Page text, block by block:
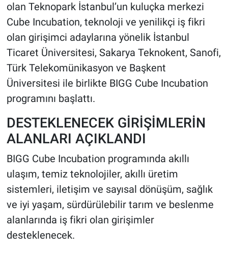
olan Teknopark İstanbul’un kuluçka merkezi
Cube Incubation, teknoloji ve yenilikçi iş fikri
olan girişimci adaylarına yönelik İstanbul
Ticaret Üniversitesi, Sakarya Teknokent, Sanofi,
Türk Telekomünikasyon ve Başkent
Üniversitesi ile birlikte BIGG Cube Incubation
programını başlattı.
DESTEKLENECEK GİRİŞİMLERİN
ALANLARI AÇIKLANDI
BIGG Cube Incubation programında akıllı
ulaşım, temiz teknolojiler, akıllı üretim
sistemleri, iletişim ve sayısal dönüşüm, sağlık
ve iyi yaşam, sürdürülebilir tarım ve beslenme
alanlarında iş fikri olan girişimler
desteklenecek.